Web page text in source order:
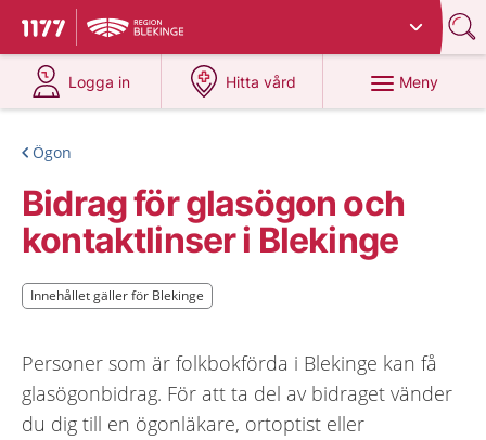
Till startsidan för 1177
Du har valt region
Logga in
på 1177.se
Hitta vård
på 1177.se
Meny
Ögon
Bidrag för glasögon och
kontaktlinser i Blekinge
Innehållet gäller för Blekinge
Innehållet gäller för Blekinge
Personer som är folkbokförda i Blekinge kan få
glasögonbidrag. För att ta del av bidraget vänder
du dig till en ögonläkare, ortoptist eller